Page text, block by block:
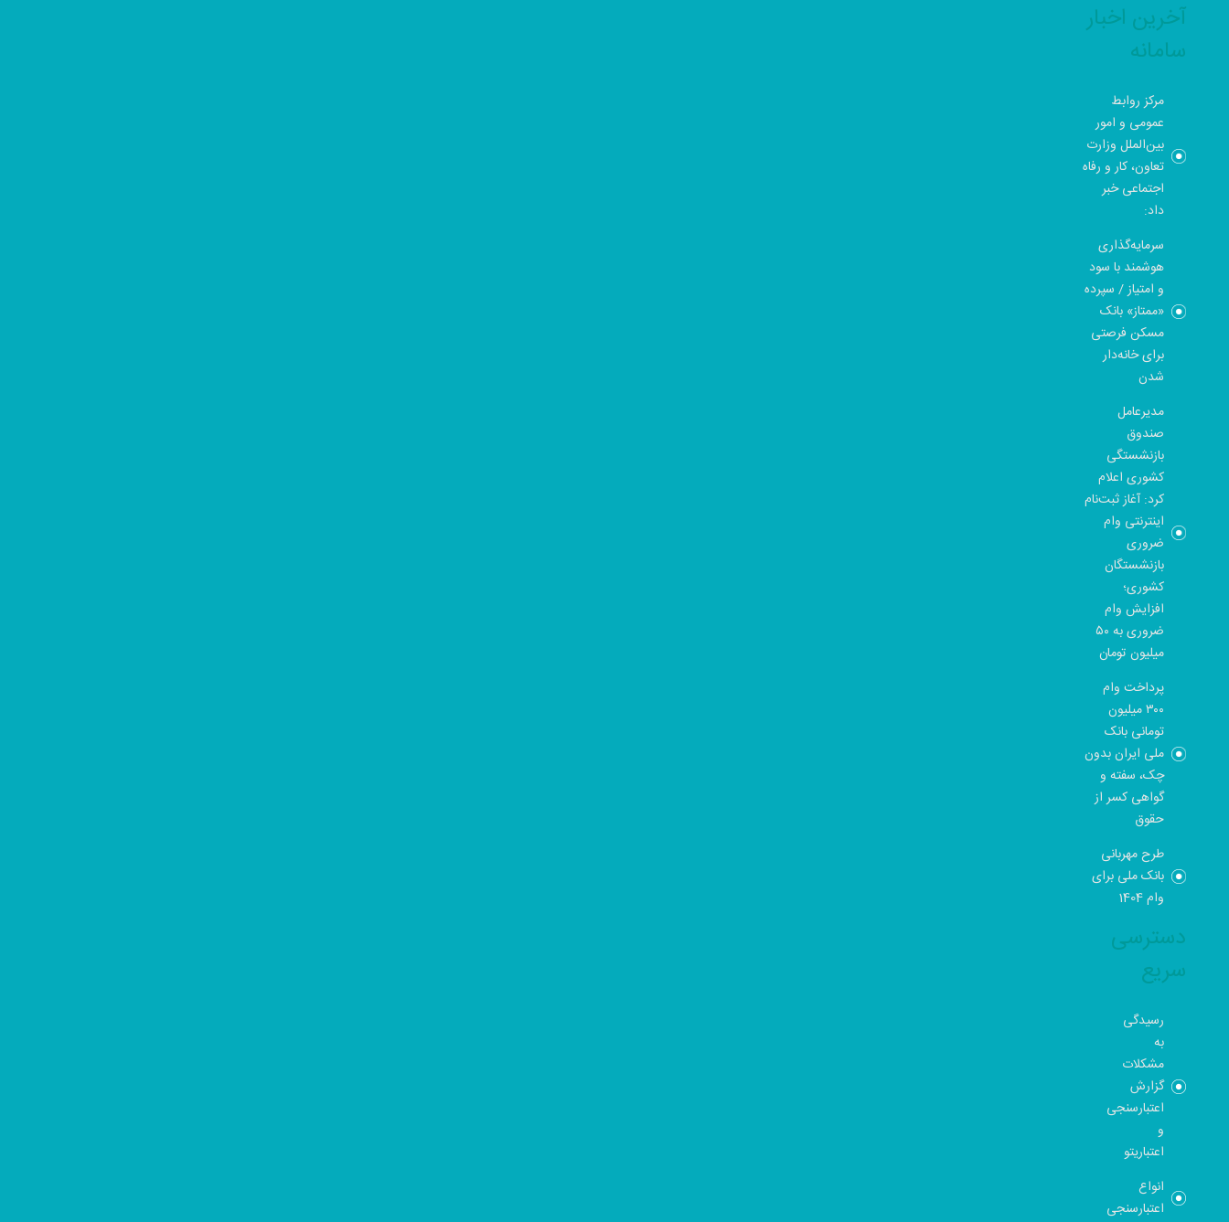
آخرین اخبار
سامانه
مرکز روابط
عمومی و امور
بین‌الملل وزارت
تعاون، کار و رفاه
اجتماعی خبر
داد:
سرمایه‌گذاری
هوشمند با سود
و امتیاز / سپرده
«ممتاز» بانک
مسکن فرصتی
برای خانه‌دار
شدن
مدیرعامل
صندوق
بازنشستگی
کشوری اعلام
کرد: آغاز ثبت‌نام
اینترنتی وام
ضروری
بازنشستگان
کشوری؛
افزایش وام
ضروری به ۵۰
میلیون تومان
پرداخت وام
۳۰۰ میلیون
تومانی بانک
ملی ایران بدون
چک، سفته و
گواهی کسر از
حقوق
طرح مهربانی
بانک ملی برای
وام 1404
دسترسی
سریع
رسیدگی
به
مشکلات
گزارش
اعتبارسنجی
و
اعتباریتو
انواع
اعتبارسنجی